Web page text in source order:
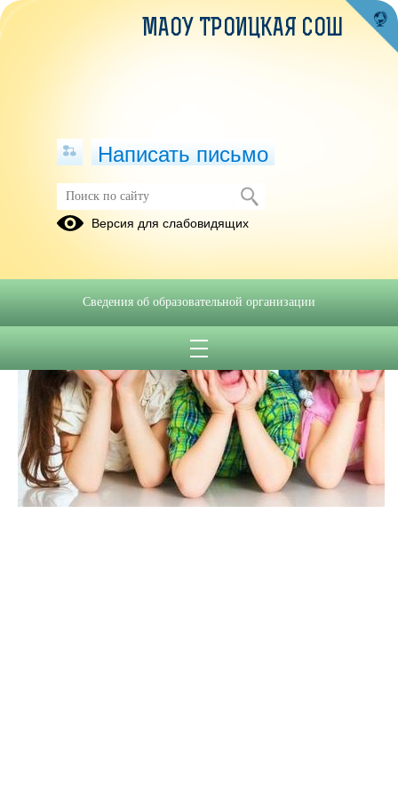
МАОУ ТРОИЦКАЯ СОШ
Написать письмо
Версия для слабовидящих
Сведения об образовательной организации